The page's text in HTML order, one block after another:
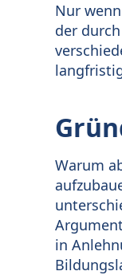
Nur
der
Warum
in